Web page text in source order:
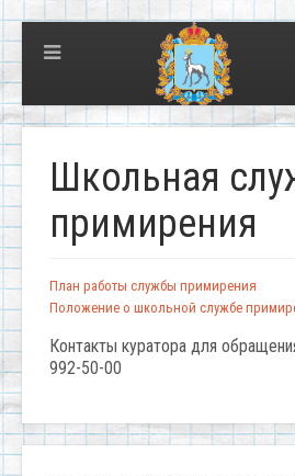
Школьная
примирения
План работы службы примирения
Положение о школьной службе
Контакты куратора для
992-50-00